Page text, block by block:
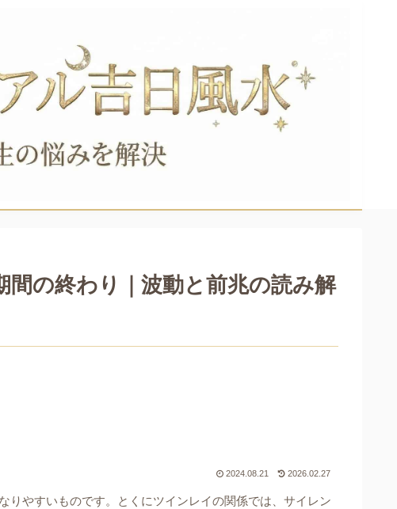
の終わり｜波動と前兆の読み解
2024.08.21 2026.02.27
りやすいものです。とくにツインレイの関係では、サイレン